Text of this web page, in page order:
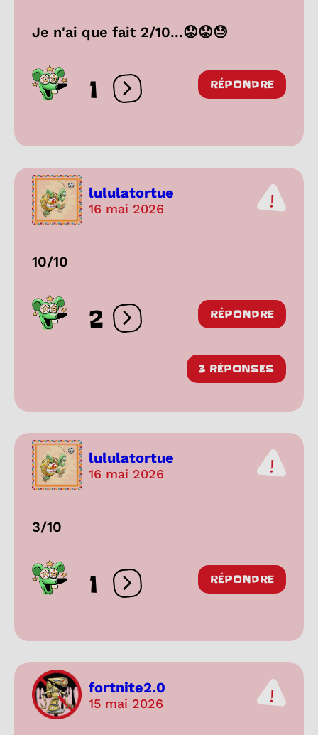
Je n'ai que fait 2/10...😟😟😓
1 Ouvrir les réactions
RÉPONDRE
lululatortue
16 mai 2026
10/10
2 Ouvrir les réactions
RÉPONDRE
3 RÉPONSES
lululatortue
16 mai 2026
3/10
1 Ouvrir les réactions
RÉPONDRE
fortnite2.0
15 mai 2026